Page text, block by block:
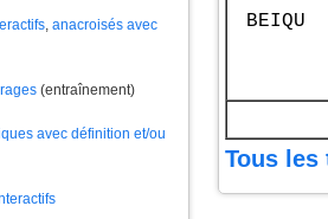
, anacroisés avec
(entraînement)
avec définition et/ou
BEIQU
Tous les